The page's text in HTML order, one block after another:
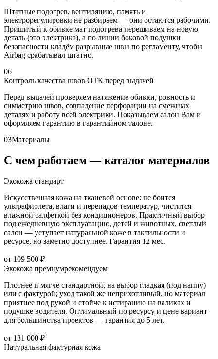
Штатные подогрев, вентиляцию, память и
электрорегулировки не разбираем — они остаются рабочими.
Пришитый к обивке мат подогрева перешиваем на новую
деталь (это электрика), а по линии боковой подушки
безопасности кладём разрывные швы по регламенту, чтобы
Airbag срабатывал штатно.
06
Контроль качества швов ОТК перед выдачей
Перед выдачей проверяем натяжение обивки, ровность и
симметрию швов, совпадение перфорации на смежных
деталях и работу всей электрики. Показываем салон Вам и
оформляем гарантию в гарантийном талоне.
03Материалы
С чем работаем — каталог материалов
Экокожа стандарт
Искусственная кожа на тканевой основе: не боится
ультрафиолета, влаги и перепадов температур, чистится
влажной салфеткой без кондиционеров. Практичный выбор
под ежедневную эксплуатацию, детей и животных, светлый
салон — уступает натуральной коже в тактильности и
ресурсе, но заметно доступнее. Гарантия 12 мес.
от 109 500 ₽
Экокожа премиумрекомендуем
Плотнее и мягче стандартной, на выбор гладкая (под наппу)
или с фактурой; уход такой же неприхотливый, но материал
приятнее под рукой и стойче к истиранию на валиках и
подушке водителя. Оптимальный по ресурсу и цене вариант
для большинства проектов — гарантия до 5 лет.
от 131 000 ₽
Натуральная фактурная кожа